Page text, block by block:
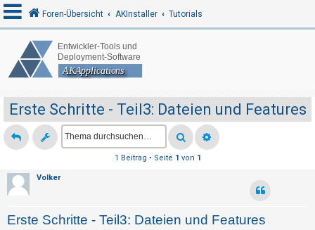
A
m
e
l
e
n
Foren-Übersicht AKInstaller Tutorials
Erste Schritte - Teil3: Dateien und Features
1 Beitrag • Seite 1 von 1
Volker
Erste Schritte - Teil3: Dateien und Features